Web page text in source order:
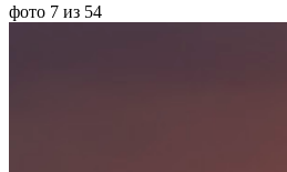
фото 7 из 54